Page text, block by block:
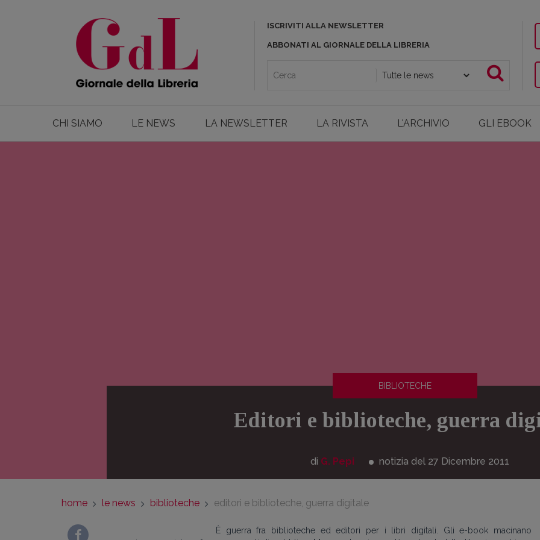
ISCRIVITI ALLA NEWSLETTER
ABBONATI AL GIORNALE DELLA LIBRERIA
CHI SIAMO LE NEWS LA NEWSLETTER LA RIVISTA L'ARCHIVIO GLI EBOOK
BIBLIOTECHE
Editori e biblioteche, guerra
di G. Pepi notizia del 27 Dicembre 2011
home le news biblioteche editori e biblioteche, guerra digitale
È guerra fra biblioteche ed editori per i libri digitali. Gli e-book macinano